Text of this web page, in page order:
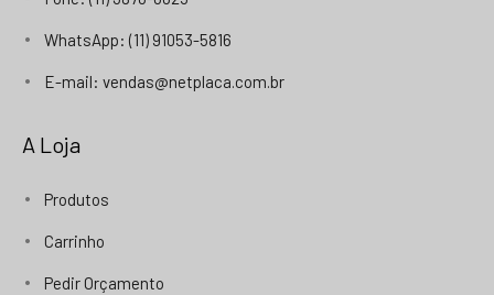
WhatsApp: (11) 91053-5816
E-mail: vendas@netplaca.com.br
A Loja
Produtos
Carrinho
Pedir Orçamento